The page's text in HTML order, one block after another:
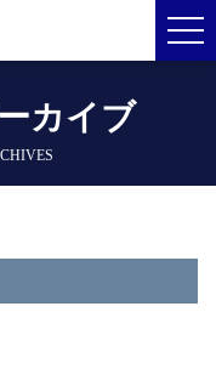
カイブ